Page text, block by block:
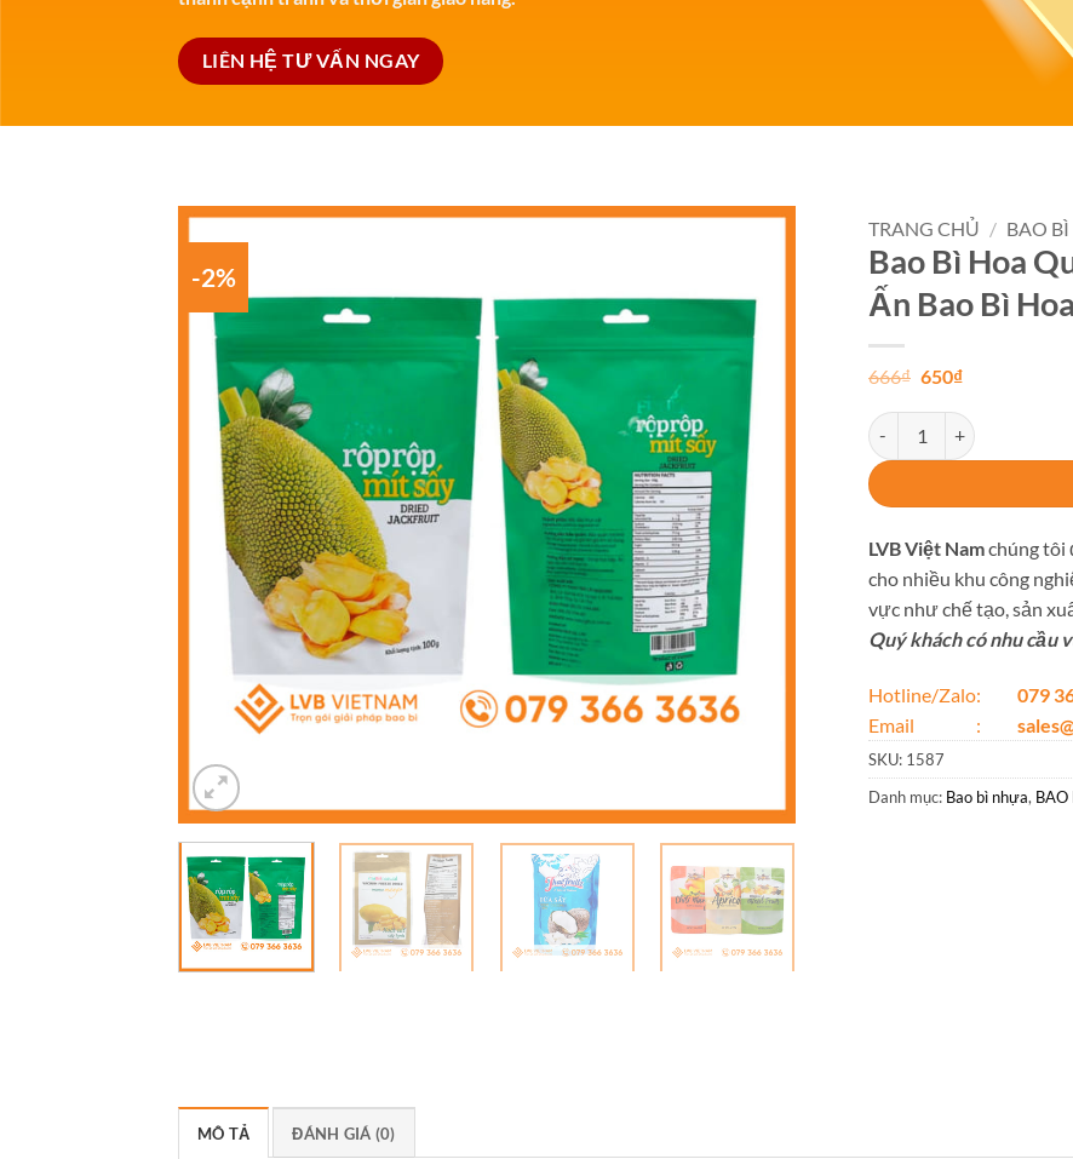
LIÊN HỆ TƯ VẤN NGAY
-2%
wishlist
TRANG CHỦ / BAO
Bao Bì Hoa
Ấn Bao Bì
666₫ Giá
là:
666₫.
650₫Giá
tại
là:
650₫.
Bao Bì Hoa Quả Sấy, Thiết
LVB Việt Namchúng tôi
cho nhiều khu công
vực như chế tạo, sản
Quý khách có nhu cầu
Hotline/Zalo:
079
Email :
SKU: 1587
Danh mục: Bao bì nhựa, BAO
MÔ TẢ ĐÁNH GIÁ (0)